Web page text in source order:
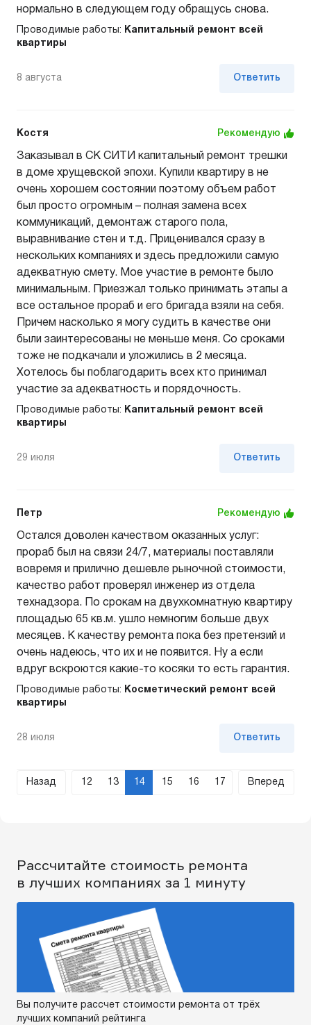
нормально в следующем году обращусь снова.
Проводимые работы:
Капитальный ремонт всей
квартиры
8 августа Ответить
Костя Рекомендую
Заказывал в СК СИТИ капитальный ремонт трешки
в доме хрущевской эпохи. Купили квартиру в не
очень хорошем состоянии поэтому объем работ
был просто огромным – полная замена всех
коммуникаций, демонтаж старого пола,
выравнивание стен и т.д. Приценивался сразу в
нескольких компаниях и здесь предложили самую
адекватную смету. Мое участие в ремонте было
минимальным. Приезжал только принимать этапы а
все остальное прораб и его бригада взяли на себя.
Причем насколько я могу судить в качестве они
были заинтересованы не меньше меня. Со сроками
тоже не подкачали и уложились в 2 месяца.
Хотелось бы поблагодарить всех кто принимал
участие за адекватность и порядочность.
Проводимые работы:
Капитальный ремонт всей
квартиры
29 июля Ответить
Петр Рекомендую
Остался доволен качеством оказанных услуг:
прораб был на связи 24/7, материалы поставляли
вовремя и прилично дешевле рыночной стоимости,
качество работ проверял инженер из отдела
технадзора. По срокам на двухкомнатную квартиру
площадью 65 кв.м. ушло немногим больше двух
месяцев. К качеству ремонта пока без претензий и
очень надеюсь, что их и не появится. Ну а если
вдруг вскроются какие-то косяки то есть гарантия.
Проводимые работы:
Косметический ремонт всей
квартиры
28 июля Ответить
Назад 12 13 14 15 16 17 Вперед
Рассчитайте стоимость ремонта
в лучших компаниях за 1 минуту
Вы получите рассчет стоимости ремонта от трёх
лучших компаний рейтинга